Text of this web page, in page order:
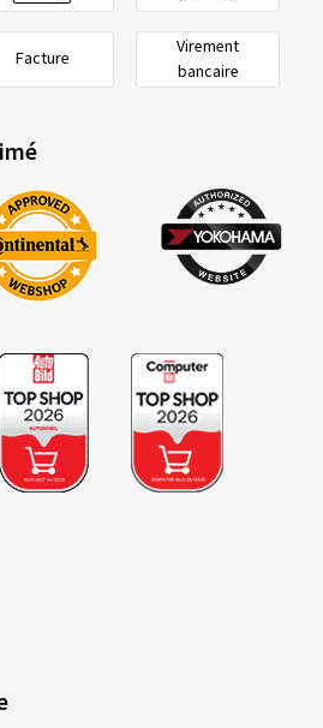
Facture
Virement
bancaire